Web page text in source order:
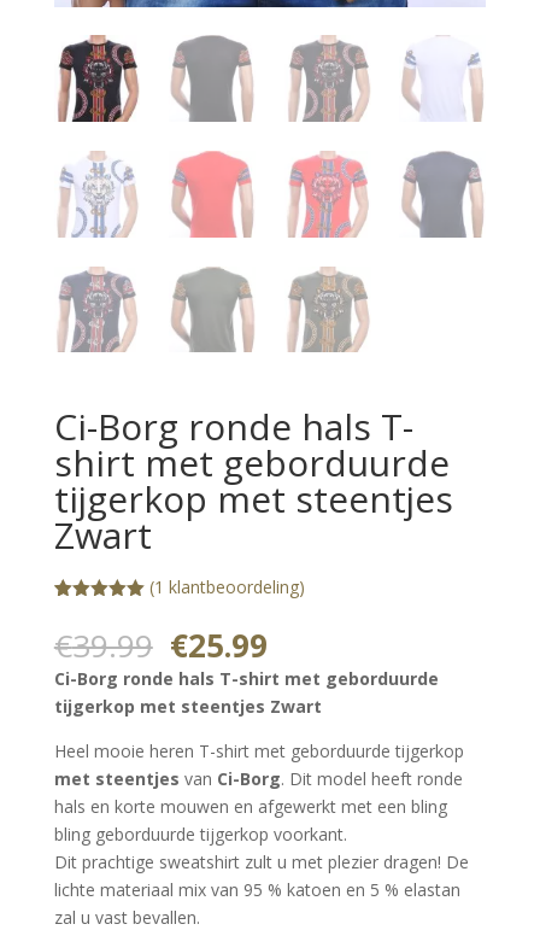
Ci-Borg ronde hals T-
shirt met geborduurde
tijgerkop met steentjes
Zwart
gebaseerd
klantbeoorde
ling
(1 klantbeoordeling)
€39.99 Oorspronkelijke
prijs
was:
€39.99.
€25.99Huidige
prijs
is:
€25.99.
Ci-Borg ronde hals T-shirt met geborduurde
tijgerkop met steentjes Zwart
Heel mooie heren T-shirt met geborduurde tijgerkop
met steentjes van Ci-Borg. Dit model heeft ronde
hals en korte mouwen en afgewerkt met een bling
bling geborduurde tijgerkop voorkant.
Dit prachtige sweatshirt zult u met plezier dragen! De
lichte materiaal mix van 95 % katoen en 5 % elastan
zal u vast bevallen.